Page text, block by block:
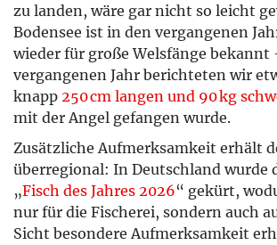
zu landen, wäre gar nicht so leicht
Bodensee ist in den vergangenen
wieder für große Welsfänge bekannt
vergangenen Jahr berichteten wir
knapp 250 cm langen und 90 kg
mit der Angel gefangen wurde.
Zusätzliche Aufmerksamkeit erhält
überregional: In Deutschland wurde
„Fisch des Jahres 2026“ gekürt,
nur für die Fischerei, sondern auch
Sicht besondere Aufmerksamkeit